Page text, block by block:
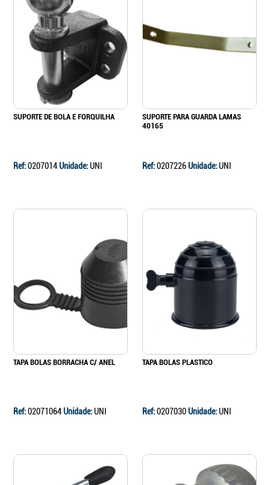
SUPORTE DE BOLA E FORQUILHA
Ref:0207014Unidade:UNI
SUPORTE PARA GUARDA LAMAS
40165
Ref:0207226Unidade:UNI
TAPA BOLAS BORRACHA C/ ANEL
Ref:02071064Unidade:UNI
TAPA BOLAS PLASTICO
Ref:0207030Unidade:UNI